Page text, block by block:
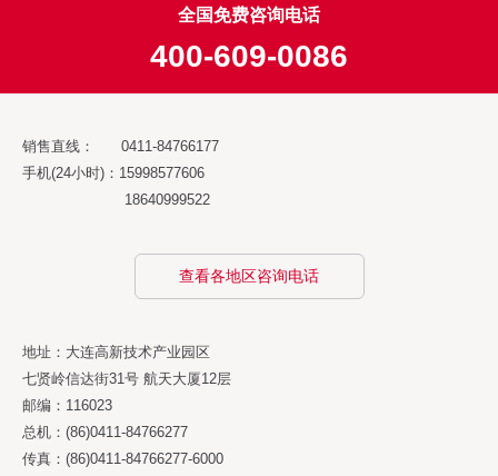
全国免费咨询电话
400-609-0086
销售直线： 0411-84766177
手机(24小时)：15998577606
18640999522
查看各地区咨询电话
地址：大连高新技术产业园区
七贤岭信达街31号 航天大厦12层
邮编：116023
总机：(86)0411-84766277
传真：(86)0411-84766277-6000